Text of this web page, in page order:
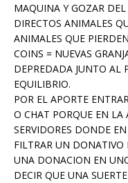
MAQUINA Y GOZAR
DIRECTOS ANIMALES
ANIMALES QUE
COINS = NUEVAS
DEPREDADA JUNTO AL
EQUILIBRIO.
POR EL APORTE
O CHAT PORQUE EN LA
SERVIDORES DONDE
FILTRAR UN
UNA DONACION EN
DECIR QUE UNA